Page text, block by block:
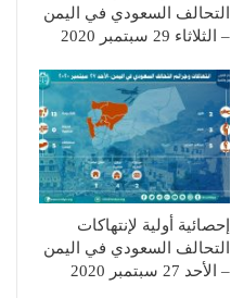
التحالف السعودي في اليمن
– الثلاثاء 29 سبتمبر 2020
إحصائية أولية لإنتهاكات
التحالف السعودي في اليمن
– الأحد 27 سبتمبر 2020